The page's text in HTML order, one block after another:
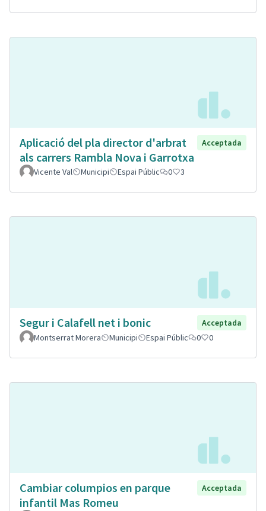
Aplicació del pla director d'arbrat
als carrers Rambla Nova i Garrotxa
Acceptada
Vicente Val Municipi Espai Públic 0 3
Segur i Calafell net i bonic
Acceptada
Montserrat Morera
Municipi Espai Públic 0 0
Cambiar columpios en parque
infantil Mas Romeu
Acceptada